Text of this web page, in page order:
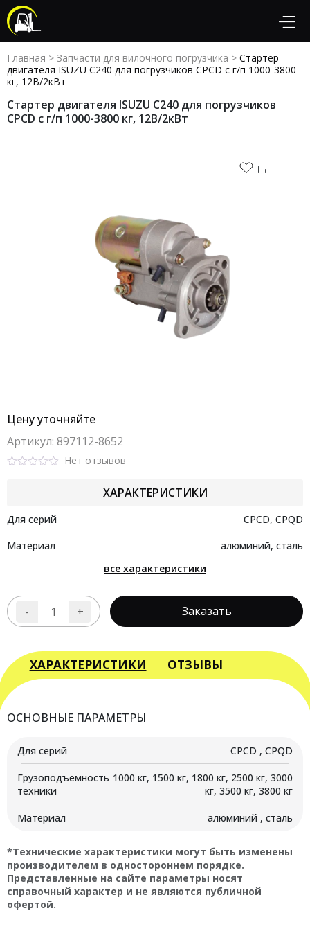
Главная > Запчасти для вилочного погрузчика > Стартер
двигателя ISUZU C240 для погрузчиков CPCD с г/п 1000-3800
кг, 12В/2кВт
Стартер двигателя ISUZU C240 для погрузчиков
CPCD с г/п 1000-3800 кг, 12В/2кВт
Цену уточняйте
Aртикул: 897112-8652
5
Нет отзывов
ХАРАКТЕРИСТИКИ
Для серий
CPCD, CPQD
Материал
алюминий, сталь
все характеристики
-
Количество
Стартер
двигателя
ISUZU
погрузчиков
с
п
1000-
3800
12В/2кВт
+ Заказать
ХАРАКТЕРИСТИКИ ОТЗЫВЫ
ОСНОВНЫЕ ПАРАМЕТРЫ
Для серий CPCD , CPQD
Грузоподъемность
техники
1000 кг, 1500 кг, 1800 кг, 2500 кг, 3000
кг, 3500 кг, 3800 кг
Материал алюминий , сталь
*Технические характеристики могут быть изменены
производителем в одностороннем порядке.
Представленные на сайте параметры носят
справочный характер и не являются публичной
офертой.